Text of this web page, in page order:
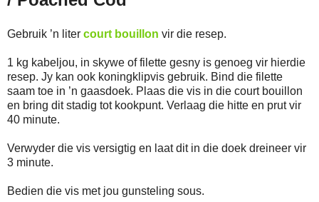
Gebruik ’n liter court bouillon vir die resep.
1 kg kabeljou, in skywe of filette gesny is genoeg vir hierdie
resep. Jy kan ook koningklipvis gebruik. Bind die filette
saam toe in ’n gaasdoek. Plaas die vis in die court bouillon
en bring dit stadig tot kookpunt. Verlaag die hitte en prut vir
40 minute.
Verwyder die vis versigtig en laat dit in die doek dreineer vir
3 minute.
Bedien die vis met jou gunsteling sous.